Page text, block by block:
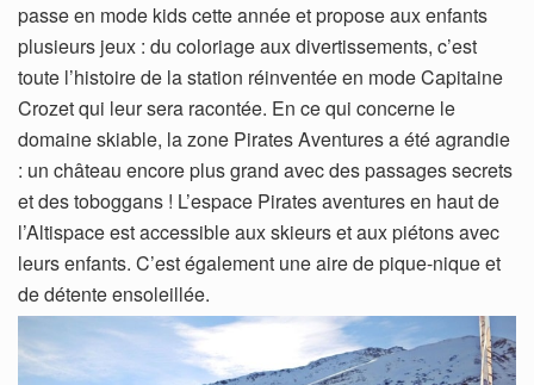
passe en mode kids cette année et propose aux enfants
plusieurs jeux : du coloriage aux divertissements, c’est
toute l’histoire de la station réinventée en mode Capitaine
Crozet qui leur sera racontée. En ce qui concerne le
domaine skiable, la zone Pirates Aventures a été agrandie
: un château encore plus grand avec des passages secrets
et des toboggans ! L’espace Pirates aventures en haut de
l’Altispace est accessible aux skieurs et aux piétons avec
leurs enfants. C’est également une aire de pique-nique et
de détente ensoleillée.